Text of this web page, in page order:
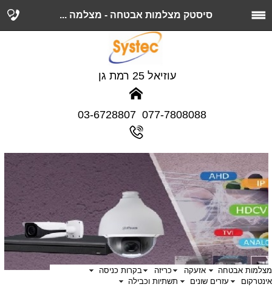
סיסטק מצלמות אבטחה - מצלמה ...
077-7808088 03-6728807
מצלמות אבטחה אזעקה כריזה
בקרות כניסה
אינטרקום
עזרים שונים
תשתיות וכבילה
עוזיאל 25 רמת גן